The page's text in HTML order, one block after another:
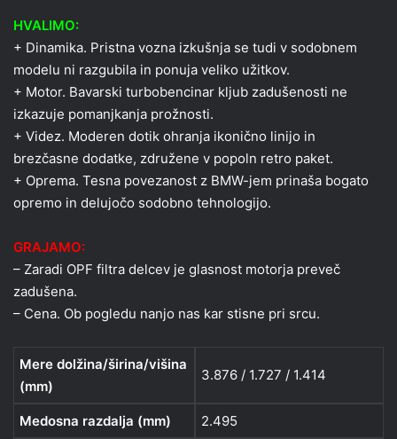
HVALIMO:
+ Dinamika. Pristna vozna izkušnja se tudi v sodobnem
modelu ni razgubila in ponuja veliko užitkov.
+ Motor. Bavarski turbobencinar kljub zadušenosti ne
izkazuje pomanjkanja prožnosti.
+ Videz. Moderen dotik ohranja ikonično linijo in
brezčasne dodatke, združene v popoln retro paket.
+ Oprema. Tesna povezanost z BMW-jem prinaša bogato
opremo in delujočo sodobno tehnologijo.
GRAJAMO:
– Zaradi OPF filtra delcev je glasnost motorja preveč
zadušena.
– Cena. Ob pogledu nanjo nas kar stisne pri srcu.
Mere dolžina/širina/višina
(mm)
3.876 / 1.727 / 1.414
Medosna razdalja (mm) 2.495